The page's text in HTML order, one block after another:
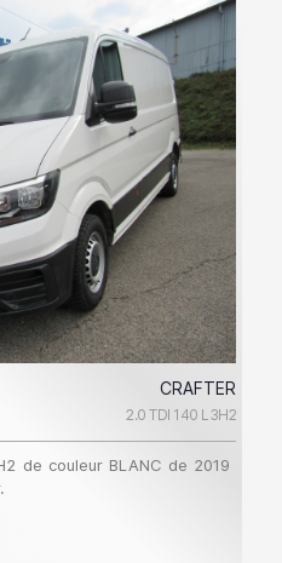
CRAFTER
2.0 TDI 140 L3H2
de couleur BLANC de 2019